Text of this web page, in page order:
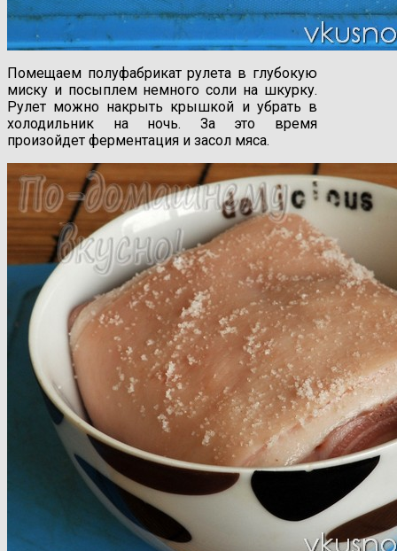
Помещаем полуфабрикат рулета в глубокую
миску и посыплем немного соли на шкурку.
Рулет можно накрыть крышкой и убрать в
холодильник на ночь. За это время
произойдет ферментация и засол мяса.